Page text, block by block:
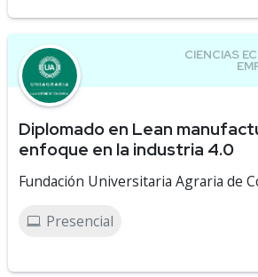
Diplomado en Lean
enfoque en la industria 4.0
Fundación Universitaria Agraria de
Presencial